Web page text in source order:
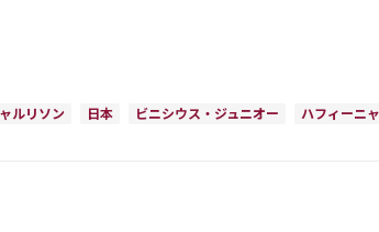
ルリソン 日本 ビニシウス・ジュニオー ハフィーニャ